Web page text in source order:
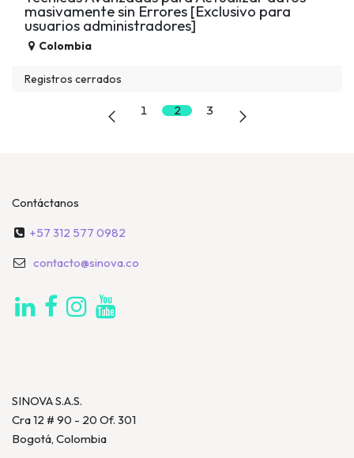
masivamente sin Errores [Exclusivo para
usuarios administradores]
Colombia
Registros cerrados
1 2 3
Contáctanos
+57 312 577 0982
contacto@sinova.co
SINOVA S.A.S.
Cra 12 # 90 - 20 Of. 301
Bogotá, Colombia